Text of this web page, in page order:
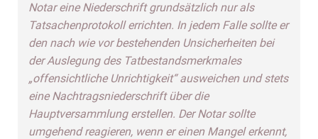
Notar eine Niederschrift grundsätzlich nur als
Tatsachenprotokoll errichten. In jedem Falle sollte er
den nach wie vor bestehenden Unsicherheiten bei
der Auslegung des Tatbestandsmerkmales
„offensichtliche Unrichtigkeit“ ausweichen und stets
eine Nachtragsniederschrift über die
Hauptversammlung erstellen. Der Notar sollte
umgehend reagieren, wenn er einen Mangel erkennt,